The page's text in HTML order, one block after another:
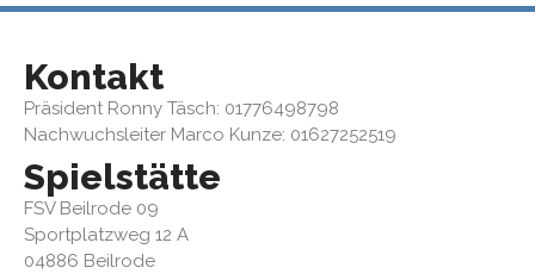
Kontakt
Präsident Ronny Täsch: 01776498798
Nachwuchsleiter Marco Kunze: 01627252519
Spielstätte
FSV Beilrode 09
Sportplatzweg 12 A
04886 Beilrode